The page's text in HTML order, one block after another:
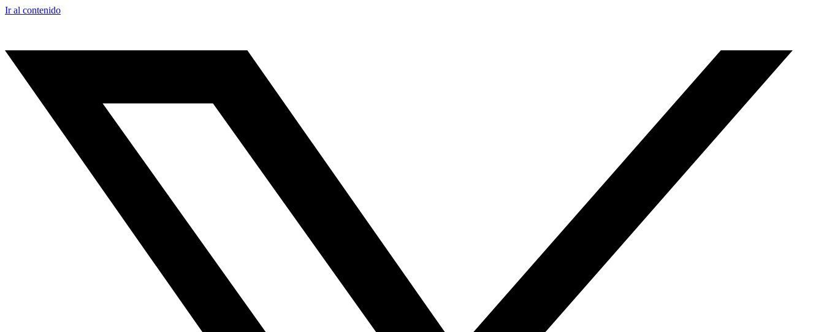
Ir al contenido